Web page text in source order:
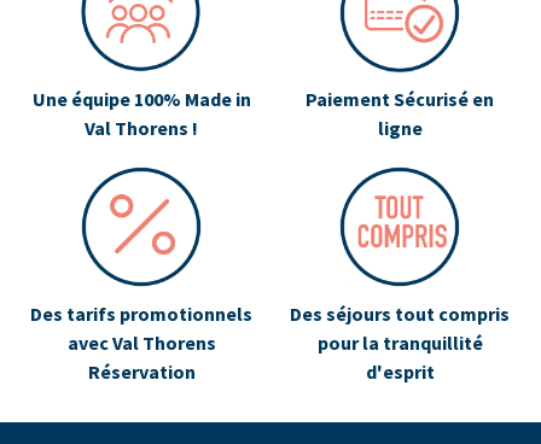
Une équipe 100% Made in
Val Thorens !
Paiement Sécurisé en
ligne
Des tarifs promotionnels
avec Val Thorens
Réservation
Des séjours tout compris
pour la tranquillité
d'esprit